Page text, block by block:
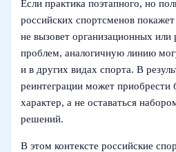
Если практика поэтапного, но
российских спортсменов
не вызовет организационных или
проблем, аналогичную линию
и в других видах спорта. В
реинтеграции может приобрести
характер, а не оставаться
решений.
В этом контексте российские